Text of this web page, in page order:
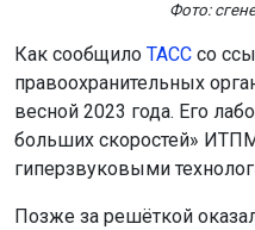
Фото:
Как сообщило ТАСС со
правоохранительных
весной 2023 года. Его
больших скоростей»
гиперзвуковыми
Позже за решёткой